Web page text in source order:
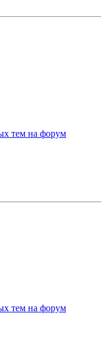
тем на форум
тем на форум